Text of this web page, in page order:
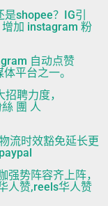
shopee？IG引
增加 instagram 粉
自动点赞
平台之一。
聘力度，
團 人
流时效豁免延长更
势阵容齐上阵，
人赞,reels华人赞